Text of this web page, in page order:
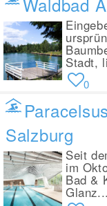
Stadt,
0
Salzburg
Seit
im
Bad &